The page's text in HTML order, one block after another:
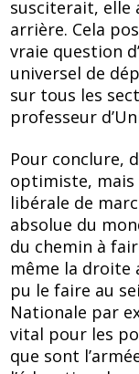
susciterait, elle
arrière. Cela
vraie question
universel de
sur tous les
professeur
Pour conclure,
optimiste, mais
libérale de
absolue du
du chemin à
même la droite
pu le faire au
Nationale par
vital pour les
que sont